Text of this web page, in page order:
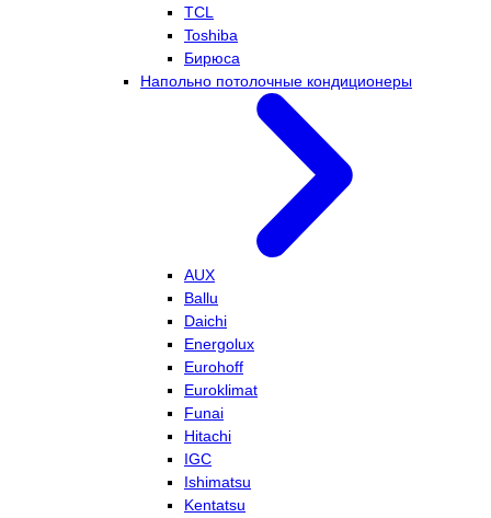
TCL
Toshiba
Бирюса
Напольно потолочные кондиционеры
AUX
Ballu
Daichi
Energolux
Eurohoff
Euroklimat
Funai
Hitachi
IGC
Ishimatsu
Kentatsu